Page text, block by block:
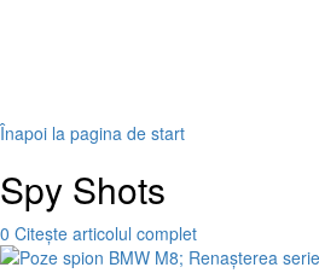
Înapoi la pagina de start
Spy Shots
0 Citește articolul complet